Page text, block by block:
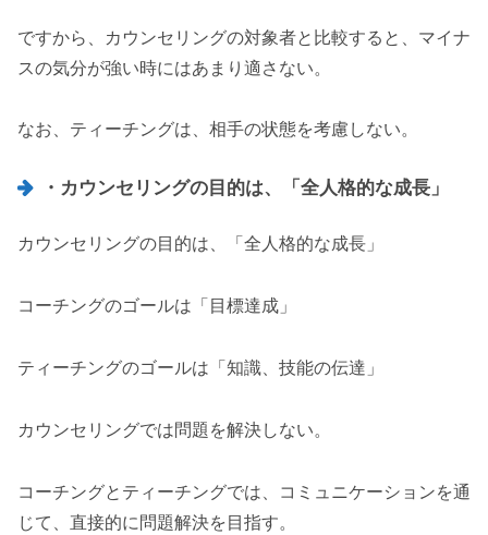
ですから、カウンセリングの対象者と比較すると、マイナ
スの気分が強い時にはあまり適さない。
なお、ティーチングは、相手の状態を考慮しない。
・カウンセリングの目的は、「全人格的な成長」
カウンセリングの目的は、「全人格的な成長」
コーチングのゴールは「目標達成」
ティーチングのゴールは「知識、技能の伝達」
カウンセリングでは問題を解決しない。
コーチングとティーチングでは、コミュニケーションを通
じて、直接的に問題解決を目指す。